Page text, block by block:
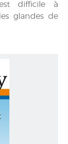
difficile à
glandes de